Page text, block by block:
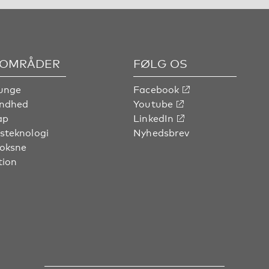
FØLG OS
Facebook
Youtube
LinkedIn
Nyhedsbrev